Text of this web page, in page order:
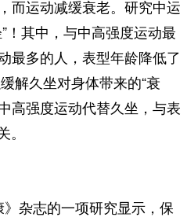
而运动减缓衰老。研究中运
！其中，与中高强度运动最
最多的人，表型年龄降低了
解久坐对身体带来的“衰
高强度运动代替久坐，与表
杂志的一项研究显示， 保